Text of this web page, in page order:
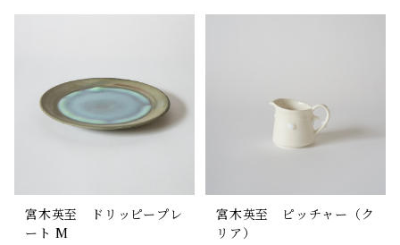
宮木英至 ドリッピープレ
ート M
宮木英至 ピッチャー（ク
リア）